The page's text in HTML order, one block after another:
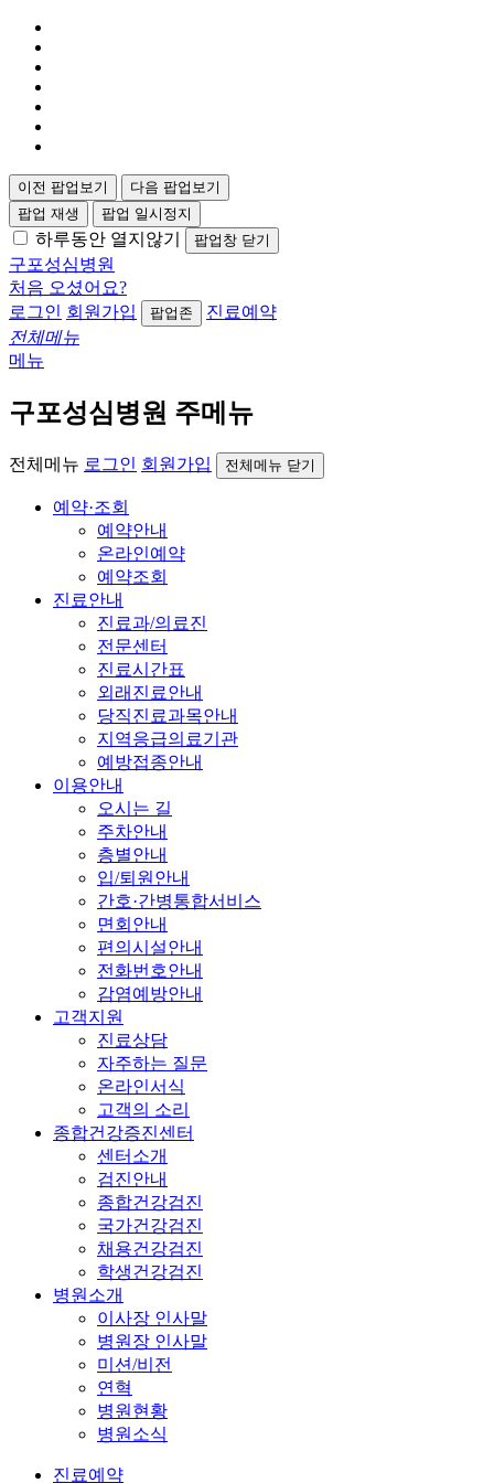
이전 팝업보기
다음 팝업보기
팝업 재생
팝업 일시정지
하루동안 열지않기 팝업창 닫기
구포성심병원
처음 오셨어요?
로그인 회원가입 팝업존
진료예약
전체메뉴
메뉴
구포성심병원 주메뉴
전체메뉴 로그인 회원가입 전체메뉴 닫기
예약·조회
예약안내
온라인예약
예약조회
진료안내
진료과/의료진
전문센터
진료시간표
외래진료안내
당직진료과목안내
지역응급의료기관
예방접종안내
이용안내
오시는 길
주차안내
층별안내
입/퇴원안내
간호·간병통합서비스
면회안내
편의시설안내
전화번호안내
감염예방안내
고객지원
진료상담
자주하는 질문
온라인서식
고객의 소리
종합건강증진센터
센터소개
검진안내
종합건강검진
국가건강검진
채용건강검진
학생건강검진
병원소개
이사장 인사말
병원장 인사말
미션/비전
연혁
병원현황
병원소식
진료예약